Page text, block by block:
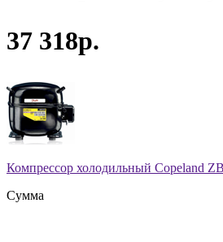
37 318р.
Компрессор холодильный Copeland
Сумма